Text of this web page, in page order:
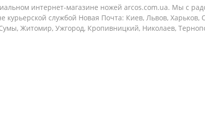
интернет-магазине ножей arcos.com.ua. Мы с
курьерской службой Новая Почта: Киев, Львов,
Житомир, Ужгород, Кропивницкий, Николаев,